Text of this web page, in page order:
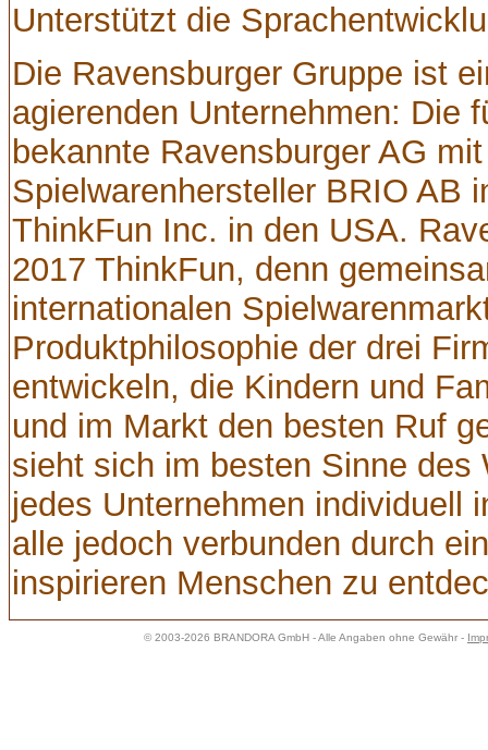
Unterstützt die
Die Ravensburger Gruppe ist
agierenden Unternehmen: Die
bekannte Ravensburger AG
Spielwarenhersteller BRIO AB
ThinkFun Inc. in den USA.
2017 ThinkFun, denn
internationalen
Produktphilosophie der drei
entwickeln, die Kindern und
und im Markt den besten Ruf
sieht sich im besten Sinne
jedes Unternehmen individuell
alle jedoch verbunden durch
inspirieren Menschen zu
© 2003-2026 BRANDORA GmbH - Alle Angaben ohne Gewähr -